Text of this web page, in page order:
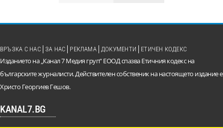
Изданието на „Канал 7 Медия груп“ ЕООД спазва Етичния кодекс на
българските журналисти. Действителен собственик на настоящето издание е
Христо Георгиев Гешов.
KANAL7.BG
ВРЪЗКА С НАС ЗА НАС РЕКЛАМА ДОКУМЕНТИ ЕТИЧЕН КОДЕКС